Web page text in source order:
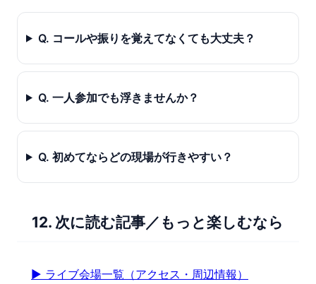
Q. コールや振りを覚えてなくても大丈夫？
Q. 一人参加でも浮きませんか？
Q. 初めてならどの現場が行きやすい？
12. 次に読む記事／もっと楽しむなら
▶ ライブ会場一覧（アクセス・周辺情報）